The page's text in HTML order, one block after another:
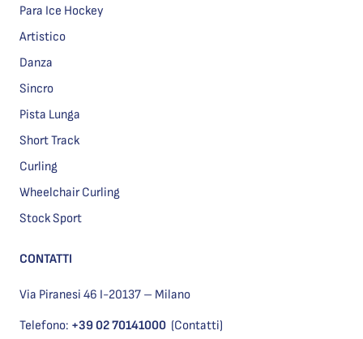
Para Ice Hockey
Artistico
Danza
Sincro
Pista Lunga
Short Track
Curling
Wheelchair Curling
Stock Sport
CONTATTI
Via Piranesi 46 I-20137 – Milano
Telefono: +39 02 70141000 (Contatti)